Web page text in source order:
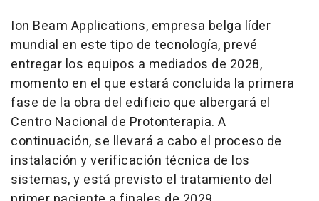
Ion Beam Applications, empresa belga líder
mundial en este tipo de tecnología, prevé
entregar los equipos a mediados de 2028,
momento en el que estará concluida la primera
fase de la obra del edificio que albergará el
Centro Nacional de Protonterapia. A
continuación, se llevará a cabo el proceso de
instalación y verificación técnica de los
sistemas, y está previsto el tratamiento del